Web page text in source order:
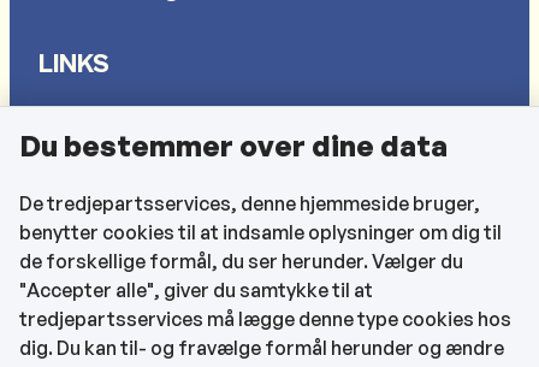
LINKS
Cookies
Find EAN-numre
CVR og bankoplysninger
Tilgængelighedserklæring
KONTAKTOPLYSNINGER
Du bestemmer over dine data
De tredjepartsservices, denne hjemmeside bruger,
benytter cookies til at indsamle oplysninger om dig til
de forskellige formål, du ser herunder. Vælger du
"Accepter alle", giver du samtykke til at
tredjepartsservices må lægge denne type cookies hos
dig. Du kan til- og fravælge formål herunder og ændre